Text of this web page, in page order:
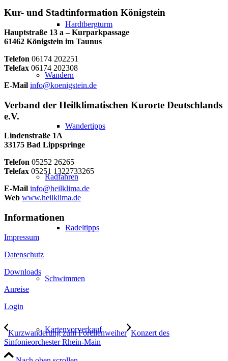
Hardtbergturm
Wandern
Wandertipps
Radfahren
Radeltipps
Schwimmen
Kartenvorverkauf
Kur- und Stadtinformation Königstein
Hauptstraße 13 a – Kurparkpassage
61462 Königstein im Taunus
Telefon 06174 202251
Telefax 06174 202308
E-Mail info@koenigstein.de
Verband der Heilklimatischen Kurorte Deutschlands
e.V.
Lindenstraße 1A
33175 Bad Lippspringe
Telefon 05252 26265
Telefax 05251 1322733265
E-Mail info@heilklima.de
Web www.heilklima.de
Informationen
Impressum
Datenschutz
Downloads
Anreise
Login
Kurzwanderung zum Forellenweiher Konzert des
Sinfonieorchester Rhein-Main